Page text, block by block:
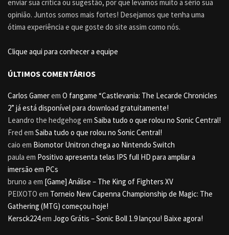
enviar sua crítica ou sugestão, por que levamos muito a sério sua
opinião. Juntos somos mais fortes! Desejamos que tenha uma
ótima experiência e que goste do site assim como nós.
Clique aqui para conhecer a equipe
ÚLTIMOS COMENTÁRIOS
Carlos Gamerem O fangame “Castlevania: The Lecarde Chronicles
2” já está disponível para download gratuitamente!
Leandro the hedgehog em Saiba tudo o que rolou no Sonic Central!
Fred em Saiba tudo o que rolou no Sonic Central!
caio em Biomotor Unitron chega ao Nintendo Switch
paula em Positivo apresenta telas IPS full HD para ampliar a
imersão em PCs
bruno a em [Game] Análise – The King of Fighters XV
PEIXOTO em Torneio New Capenna Championship de Magic: The
Gathering (MTG) começou hoje!
Kersck224em Jogo Grátis – Sonic Boll 1.9 lançou! Baixe agora!